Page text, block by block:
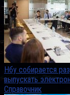
Нбу собирается
выпускать
Справочник